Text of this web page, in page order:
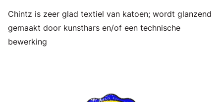
Chintz is zeer glad textiel van katoen; wordt glanzend
gemaakt door kunsthars en/of een technische
bewerking